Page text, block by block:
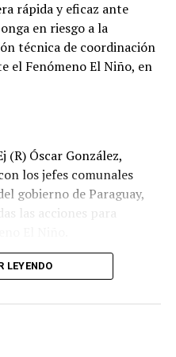
permitiendo fortalecer
departamentales y
a la ANDE
del servicio
nacional.
rápida y eficaz ante
en riesgo a la
técnica de coordinación
el Fenómeno El Niño, en
(R) Óscar González,
los jefes comunales
gobierno de Paraguay,
las acciones para
intendentes municipales
están prestos para
sienta el rigor del
LEYENDO